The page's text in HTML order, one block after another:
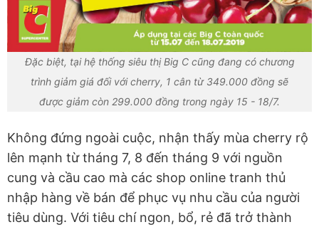
Đặc biệt, tại hệ thống siêu thị Big C cũng đang có chương
trình giảm giá đối với cherry, 1 cân từ 349.000 đồng sẽ
được giảm còn 299.000 đồng trong ngày 15 - 18/7.
Không đứng ngoài cuộc, nhận thấy mùa cherry rộ
lên mạnh từ tháng 7, 8 đến tháng 9 với nguồn
cung và cầu cao mà các shop online tranh thủ
nhập hàng về bán để phục vụ nhu cầu của người
tiêu dùng. Với tiêu chí ngon, bổ, rẻ đã trở thành